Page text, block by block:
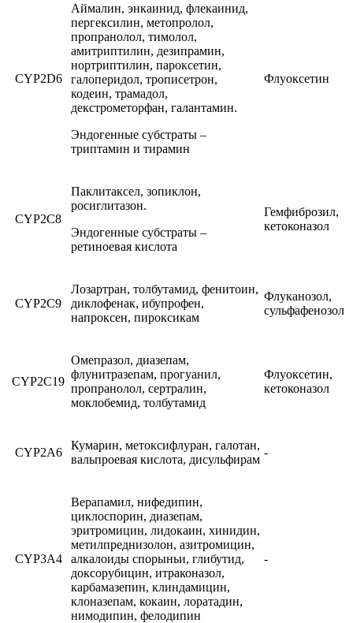
CYP2D6
Аймалин, энкаинид, флекаинид,
пергексилин, метопролол,
пропранолол, тимолол,
амитриптилин, дезипрамин,
нортриптилин, пароксетин,
галоперидол, трописетрон,
кодеин, трамадол,
декстрометорфан, галантамин.
Эндогенные субстраты –
триптамин и тирамин
Флуоксетин
CYP2С8
Паклитаксел, зопиклон,
росиглитазон.
Эндогенные субстраты –
ретиноевая кислота
Гемфиброзил,
кетоконазол
CYP2С9
Лозартран, толбутамид, фенитоин,
диклофенак, ибупрофен,
напроксен, пироксикам
Флуканозол,
сульфафенозол
CYP2С19
Омепразол, диазепам,
флунитразепам, прогуанил,
пропранолол, сертралин,
моклобемид, толбутамид
Флуоксетин,
кетоконазол
CYP2A6
Кумарин, метоксифлуран, галотан,
вальпроевая кислота, дисульфирам
-
CYP3A4
Верапамил, нифедипин,
циклоспорин, диазепам,
эритромицин, лидокаин, хинидин,
метилпреднизолон, азитромицин,
алкалоиды спорыньи, глибутид,
доксорубицин, итраконазол,
карбамазепин, клиндамицин,
клоназепам, кокаин, лоратадин,
нимодипин, фелодипин
-